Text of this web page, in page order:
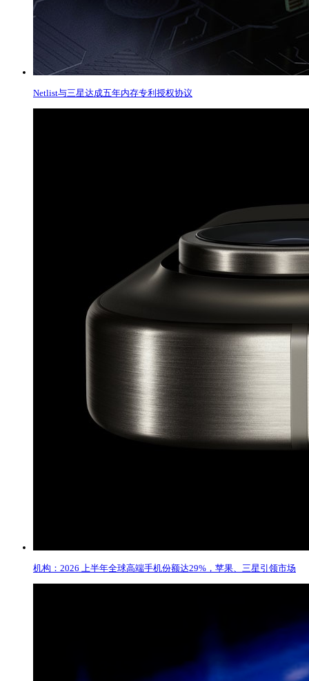
Netlist与三星达成五年内存专利授权协议
机构：2026 上半年全球高端手机份额达29%，苹果、三星引领市场